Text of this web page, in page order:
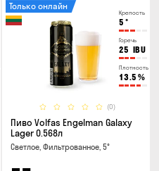
Крепость
5 °
Горечь
25 IBU
Плотность
13.5 %
(0)
Только онлайн
Пиво Volfas Engelman Galaxy
Lager 0.568л
Светлое, Фильтрованное, 5°